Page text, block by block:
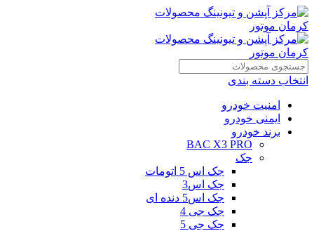
انتخاب دسته بندی
امنیت خودرو
ایمنی خودرو
برند خودرو
BAC X3 PRO
جک
جک اس 5 اتومات
جک اس3
جک اس5 دنده ای
جک جی 4
جک جی 5